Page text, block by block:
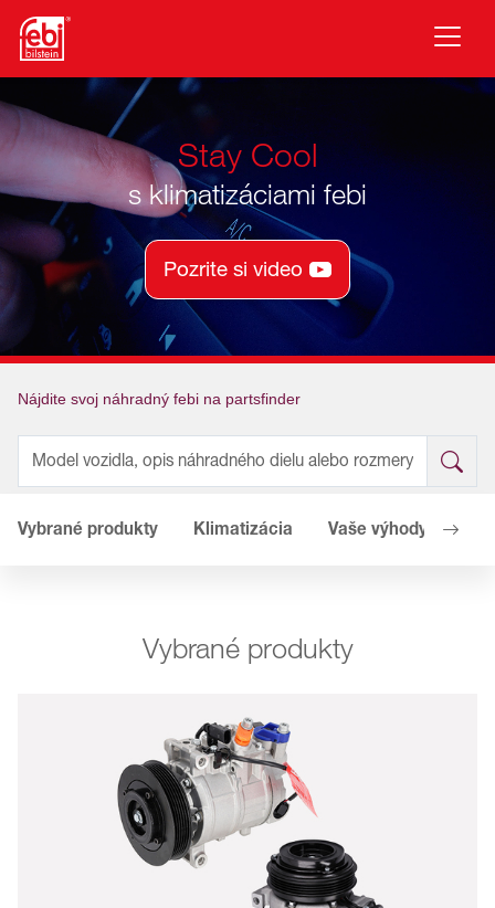
Prejsť na hlavný obsah
Stay Cool
s klimatizáciami febi
Pozrite si video
Nájdite svoj náhradný febi na partsfinder
Vybrané produkty Klimatizácia Vaše výhody
Vybrané produkty